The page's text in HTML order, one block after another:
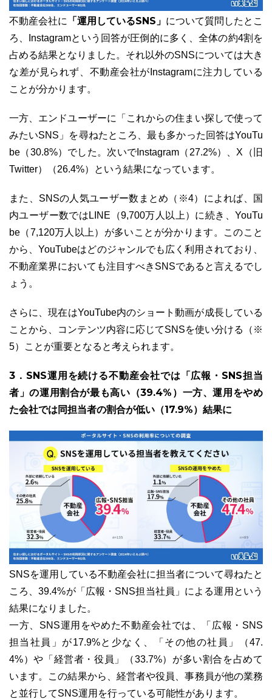
不動産会社に 「運用しているSNS」 について質問したとこ
ろ、Instagramという回答が圧倒的に多く、全体の約4割を
占める結果となりました。それ以外のSNSについては大き
な差が見られず、不動産会社がInstagramに注力している
ことが分かります。
一方、エンドユーザーに「これからの住まい探しで使って
みたいSNS」を尋ねたところ、最も多かった回答はYouTu
be（30.8%）でした。次いでInstagram（27.2%）、X（旧
Twitter）（26.4%）という結果になっています。
また、SNSの人気ユーザー数まとめ（※4）によれば、国
内ユーザー数ではLINE（9,700万人以上）に続き、YouTu
be（7,120万人以上）が多いことが分かります。このこと
から、YouTubeはどのジャンルでも広く利用されており、
不動産業界においても注目すべきSNSであると言えるでし
ょう。
さらに、現在はYouTube内のショート動画が成長している
ことから、コンテンツ内容に応じてSNSを使い分ける（※
5）ことが重要となると考えられます。
3．SNS運用を続ける不動産会社では「広報・SNS担当
者」の運用割合が最も高い（39.4%）一方、運用をやめ
た会社では同担当者の割合が低い（17.9%）結果に
SNSを運用している不動産会社に担当者について尋ねたと
ころ、39.4%が「広報・SNS担当社員」による運用という
結果になりました。
一方、SNS運用をやめた不動産会社では、「広報・SNS
担当社員」が17.9%と少なく、「その他の社員」（47.
4%）や「経営者・役員」（33.7%）が多い割合を占めて
います。この結果から、経営者や役員、事務員が他の業務
と並行してSNS運用を行っている可能性があります。